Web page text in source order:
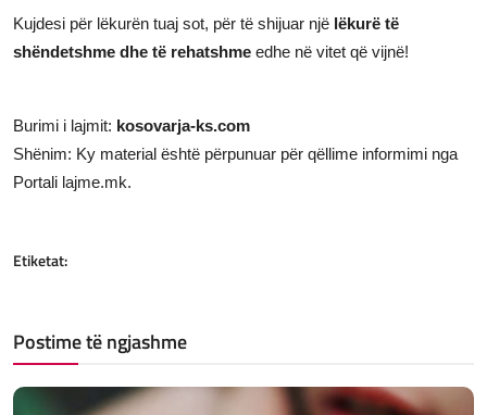
Kujdesi për lëkurën tuaj sot, për të shijuar një lëkurë të
shëndetshme dhe të rehatshme edhe në vitet që vijnë!
Burimi i lajmit: kosovarja-ks.com
Shënim: Ky material është përpunuar për qëllime informimi nga
Portali lajme.mk.
Etiketat:
Postime të ngjashme